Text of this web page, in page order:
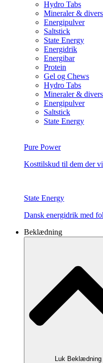
Hydro Tabs
Mineraler &
Energipulver
Saltstick
State Energy
Energidrik
Energibar
Protein
Gel og Chews
Hydro Tabs
Mineraler &
Energipulver
Saltstick
State Energy
Pure Power
Kosttilskud til dem der
State Energy
Dansk energidrik med
Beklædning
Luk Beklædning